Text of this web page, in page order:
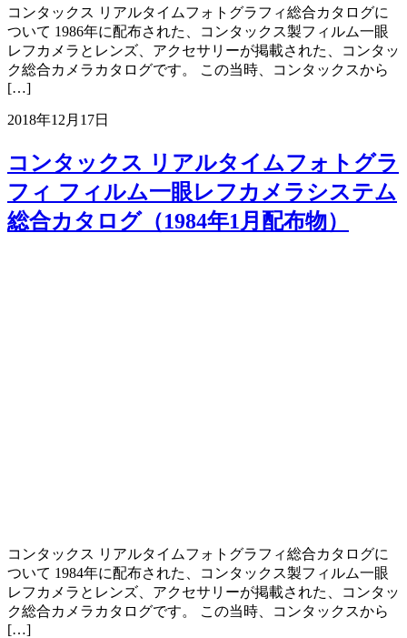
コンタックス リアルタイムフォトグラフィ総合カタログに
ついて 1986年に配布された、コンタックス製フィルム一眼
レフカメラとレンズ、アクセサリーが掲載された、コンタッ
ク総合カメラカタログです。 この当時、コンタックスから
[…]
2018年12月17日
コンタックス リアルタイムフォトグラ
フィ フィルム一眼レフカメラシステム
総合カタログ（1984年1月配布物）
コンタックス リアルタイムフォトグラフィ総合カタログに
ついて 1984年に配布された、コンタックス製フィルム一眼
レフカメラとレンズ、アクセサリーが掲載された、コンタッ
ク総合カメラカタログです。 この当時、コンタックスから
[…]